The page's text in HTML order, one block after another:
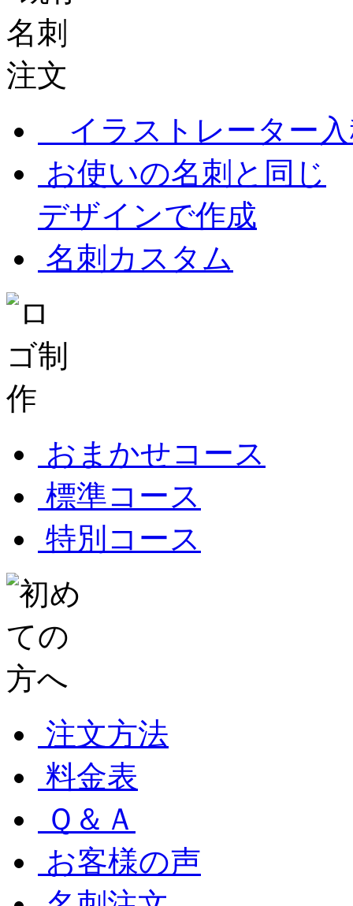
イラストレーター
お使いの名刺と同じ
デザインで作成
名刺カスタム
おまかせコース
標準コース
特別コース
注文方法
料金表
Ｑ＆Ａ
お客様の声